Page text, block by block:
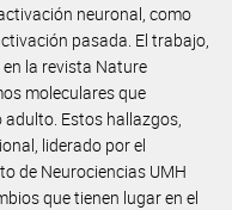
neuronal, como
pasada. El trabajo,
la revista Nature
moleculares que
Estos hallazgos,
liderado por el
de Neurociencias UMH
que tienen lugar en el